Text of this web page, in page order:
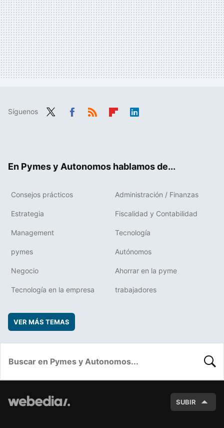
Síguenos
En Pymes y Autonomos hablamos de...
Consejos prácticos Administración / Finanzas
Estrategia Fiscalidad y Contabilidad
Management Tecnología
pymes Autónomos
Negocio Ahorrar en la pyme
Tecnología en la empresa trabajadores
VER MÁS TEMAS
SUBIR